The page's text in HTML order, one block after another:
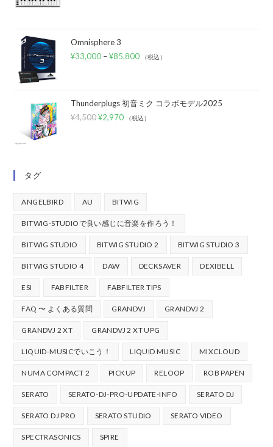
Omnisphere 3
¥33,000 –¥85,800 （税込）
Thunderplugs 初音ミク コラボモデル2025
¥4,500 ¥2,970 （税込）
タグ
ANGELBIRD AU BITWIG
BITWIG-STUDIOで良い感じに音楽を作ろう！
BITWIG STUDIO BITWIG STUDIO 2 BITWIG STUDIO 3
BITWIG STUDIO 4 DAW DECKSAVER DEXIBELL
ESI FABFILTER FABFILTER TIPS
FAQ 〜 よくある質問 GRANDVJ GRANDVJ 2
GRANDVJ 2 XT GRANDVJ 2 XT UPG
LIQUID-MUSICでいこう！ LIQUID MUSIC MIXCLOUD
NUMA COMPACT 2 PICKUP RELOOP ROB PAPEN
SERATO SERATO-DJ-PRO-UPDATE-INFO SERATO DJ
SERATO DJ PRO SERATO STUDIO SERATO VIDEO
SPECTRASONICS SPIRE